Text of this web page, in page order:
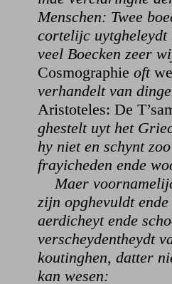
Menschen: Twee
cortelijc uytgheleydt
veel Boecken zeer
Cosmographie oft
verhandelt van
Aristoteles: De
ghestelt uyt het
hy niet en schynt
frayicheden ende
Maer
zijn opghevuldt ende
aerdicheyt ende
verscheydentheydt
koutinghen, datter
kan wesen: